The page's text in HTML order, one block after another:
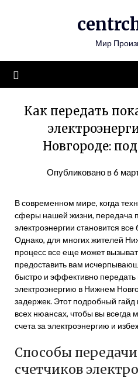
Мир
Как передать
Новгороде:
Опубликовано в6
В современном мире, когда
сферы нашей жизни, передача
электроэнергии становится
Однако, для многих жителей
процесс все еще может
предоставить вам
быстро и эффективно передать
электроэнергию в Нижнем
задержек. Этот подробный
всех нюансах, чтобы вы всегда
счета за электроэнергию и
Способы
счетчиков